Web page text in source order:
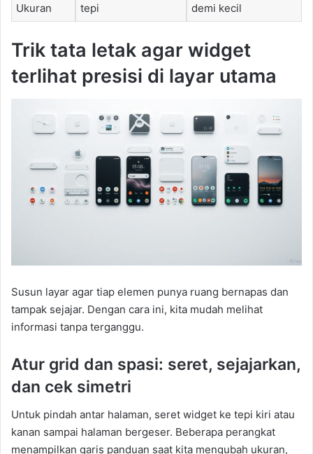
Ukuran
tepi
demi kecil
Trik tata letak agar widget
terlihat presisi di layar utama
Susun layar agar tiap elemen punya ruang bernapas dan
tampak sejajar. Dengan cara ini, kita mudah melihat
informasi tanpa terganggu.
Atur grid dan spasi: seret, sejajarkan,
dan cek simetri
Untuk pindah antar halaman, seret widget ke tepi kiri atau
kanan sampai halaman bergeser. Beberapa perangkat
menampilkan garis panduan saat kita mengubah ukuran,